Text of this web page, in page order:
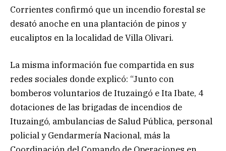
Corrientes confirmó que un incendio forestal se
desató anoche en una plantación de pinos y
eucaliptos en la localidad de Villa Olivari.
La misma información fue compartida en sus
redes sociales donde explicó: “Junto con
bomberos voluntarios de Ituzaingó e Ita Ibate, 4
dotaciones de las brigadas de incendios de
Ituzaingó, ambulancias de Salud Pública, personal
policial y Gendarmería Nacional, más la